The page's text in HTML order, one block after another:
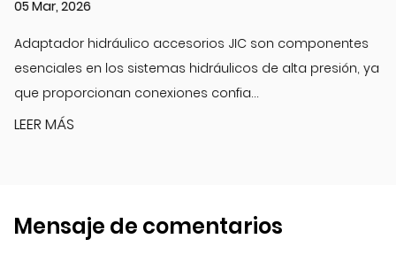
05 Mar, 2026
Adaptador hidráulico accesorios JIC son componentes
esenciales en los sistemas hidráulicos de alta presión, ya
que proporcionan conexiones confia...
LEER MÁS
Mensaje de comentarios